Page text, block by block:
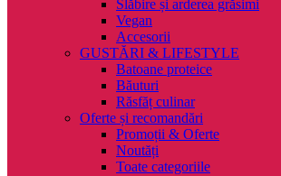
Slăbire și arderea grăsimi
Vegan
Accesorii
GUSTĂRI & LIFESTYLE
Batoane proteice
Băuturi
Răsfăț culinar
Oferte și recomandări
Promoții & Oferte
Noutăți
Toate categoriile